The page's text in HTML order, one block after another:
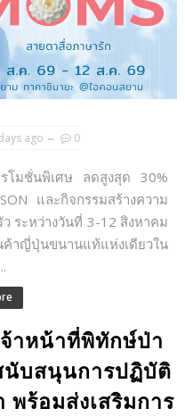
ago 0
โมชั่นพิเศษ ลดสูงสุด 30%
และกิจกรรมสร้างความ
ระหว่างวันที่ 3-12 สิงหาคม
าญี่ปุ่นขนานแท้แห่งเดียวใน
าหน้าที่พิทักษ์ป่า
นับสนุนการปฏิบัติ
ร้อมส่งเสริมการ